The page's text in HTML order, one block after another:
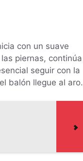
con un suave
piernas, continúa
seguir con la
balón llegue al aro.